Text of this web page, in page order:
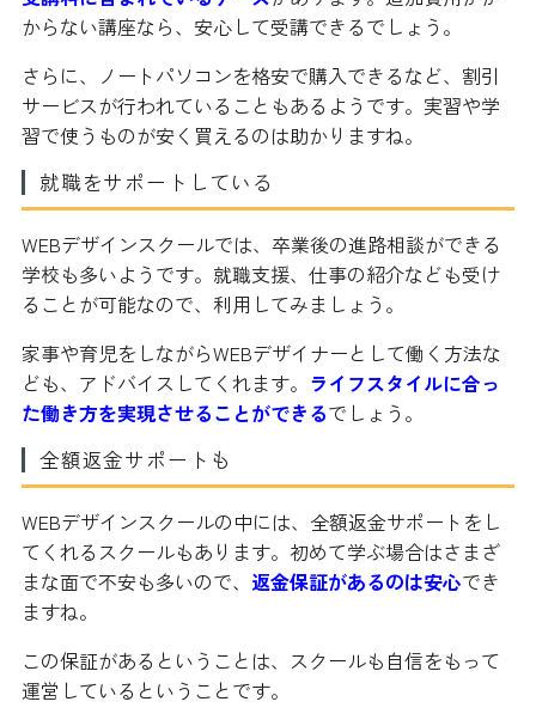
からない講座なら、安心して受講できるでしょう。
さらに、ノートパソコンを格安で購入できるなど、割引
サービスが行われていることもあるようです。実習や学
習で使うものが安く買えるのは助かりますね。
就職をサポートしている
WEBデザインスクールでは、卒業後の進路相談ができる
学校も多いようです。就職支援、仕事の紹介なども受け
ることが可能なので、利用してみましょう。
家事や育児をしながらWEBデザイナーとして働く方法な
ども、アドバイスしてくれます。 ライフスタイルに合っ
た働き方を実現させることができるでしょう。
全額返金サポートも
WEBデザインスクールの中には、全額返金サポートをし
てくれるスクールもあります。初めて学ぶ場合はさまざ
まな面で不安も多いので、 返金保証があるのは安心でき
ますね。
この保証があるということは、スクールも自信をもって
運営しているということです。